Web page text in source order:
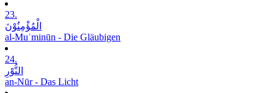
23.
الْمُؤْمِنُوْنَ
al-Muʾminūn - Die Gläubigen
24.
النُّوْرِ
an-Nūr - Das Licht